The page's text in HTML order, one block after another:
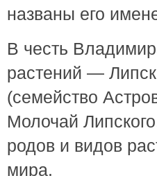
названы его
В честь
растений —
(семейство
Молочай
родов и видов
мира.